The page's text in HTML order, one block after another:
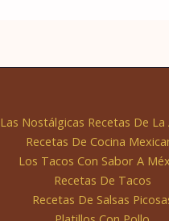
Las Nostálgicas Recetas De La
Recetas De Cocina
Los Tacos Con Sabor A
Recetas De Tacos
Recetas De Salsas